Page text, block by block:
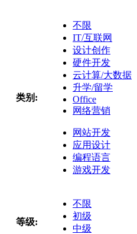
类别:
不限
IT/互联网
设计创作
硬件开发
云计算/大数据
升学/留学
Office
网络营销
网站开发
应用设计
编程语言
游戏开发
等级:
不限
初级
中级